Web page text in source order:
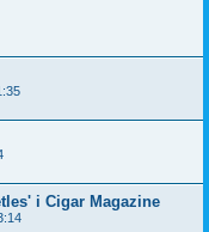
i Cigar Magazine